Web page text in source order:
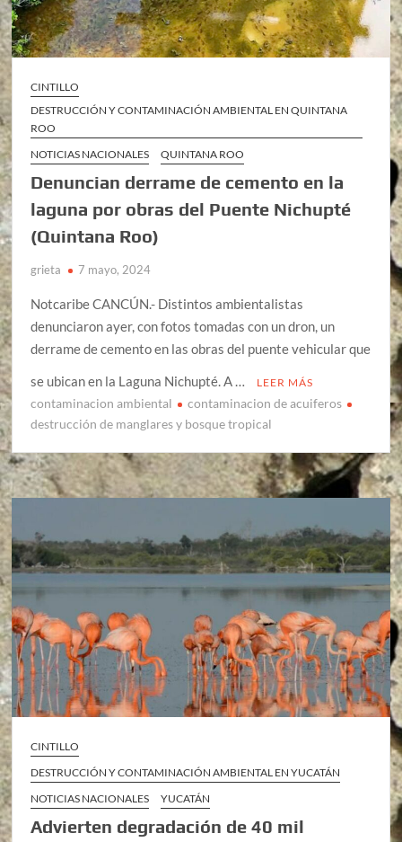
CINTILLO
DESTRUCCIÓN Y CONTAMINACIÓN AMBIENTAL EN QUINTANA
ROO
NOTICIAS NACIONALES
QUINTANA ROO
Denuncian derrame de cemento en la
laguna por obras del Puente Nichupté
(Quintana Roo)
grieta 7 mayo, 2024
Notcaribe CANCÚN.- Distintos ambientalistas
denunciaron ayer, con fotos tomadas con un dron, un
derrame de cemento en las obras del puente vehicular que
se ubican en la Laguna Nichupté. A …
LEER MÁS
contaminacion ambiental
contaminacion de acuiferos
destrucción de manglares y bosque tropical
CINTILLO
DESTRUCCIÓN Y CONTAMINACIÓN AMBIENTAL EN YUCATÁN
NOTICIAS NACIONALES
YUCATÁN
Advierten degradación de 40 mil